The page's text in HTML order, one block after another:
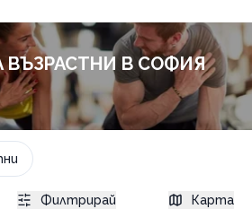
ВЪЗРАСТНИ В СОФИЯ
Филтрирай Карта